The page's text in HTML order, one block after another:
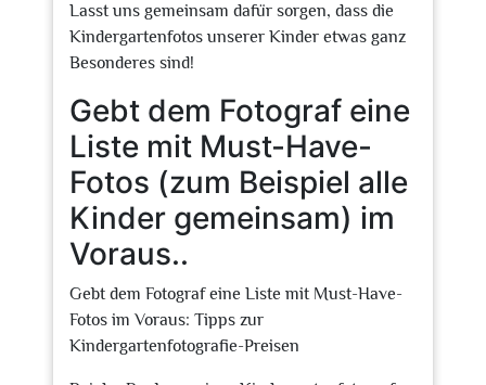
Lasst uns gemeinsam dafür sorgen, dass die
Kindergartenfotos unserer Kinder etwas ganz
Besonderes sind!
Gebt dem Fotograf eine
Liste mit Must-Have-
Fotos (zum Beispiel alle
Kinder gemeinsam) im
Voraus..
Gebt dem Fotograf eine Liste mit Must-Have-
Fotos im Voraus: Tipps zur
Kindergartenfotografie-Preisen